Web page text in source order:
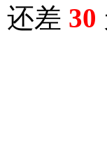
还差 30